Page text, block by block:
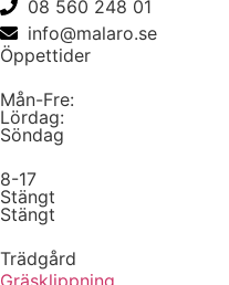
08 560 248 01
info@malaro.se
Öppettider
Mån-Fre:
Lördag:
Söndag
8-17
Stängt
Stängt
Trädgård
Gräsklippning